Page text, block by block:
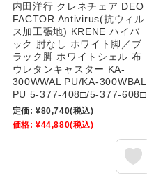
内田洋行 クレネチェア DEO
FACTOR Antivirus(抗ウィル
ス加工張地) KRENE ハイバ
ック 肘なし ホワイト脚／ブ
ラック脚 ホワイトシェル 布
ウレタンキャスター KA-
300WWAL PU/KA-300WBAL
PU 5-377-408□/5-377-608□
定価: ¥80,740(税込)
価格: ¥44,880(税込)